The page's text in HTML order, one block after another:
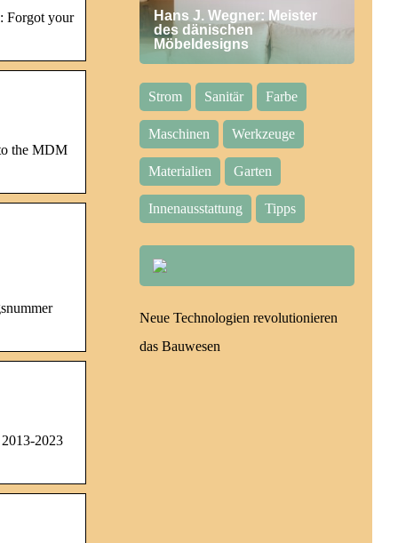
Forgot your
the MDM
2023
Hans J. Wegner: Meister
des dänischen
Möbeldesigns
Strom Sanitär Farbe
Maschinen Werkzeuge
Materialien Garten
Innenausstattung Tipps
Neue Technologien revolutionieren
das Bauwesen